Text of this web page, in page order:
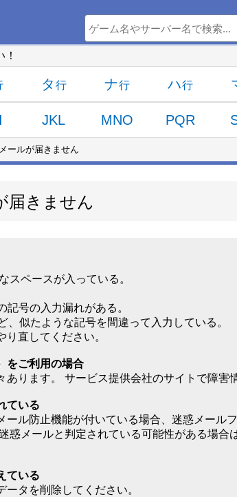
タ ナ ハ
JKL MNO PQR
ールが届きません
届きません
スペースが入っている。
記号の入力漏れがある。
、似たような記号を間違って入力している。
直してください。
をご利用の場合
ります。 サービス提供会社のサイトで障害
ている
ル防止機能が付いている場合、迷惑メール
惑メールと判定されている可能性がある場合
ている
タを削除してください。